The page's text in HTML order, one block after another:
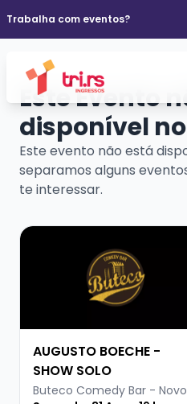
Trabalha com eventos?
Este Evento
disponível
Este evento não está
separamos alguns
te interessar.
Veja mais sobre AUGUSTO
AUGUSTO BOECHE -
SHOW SOLO